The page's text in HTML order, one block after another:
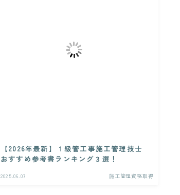
【2026年最新】１級管工事施工管理技士
おすすめ参考書ランキング３選！
2025.06.07 施工管理資格取得